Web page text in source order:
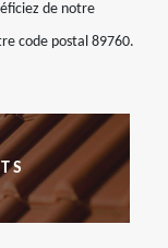
de notre
code postal 89760.